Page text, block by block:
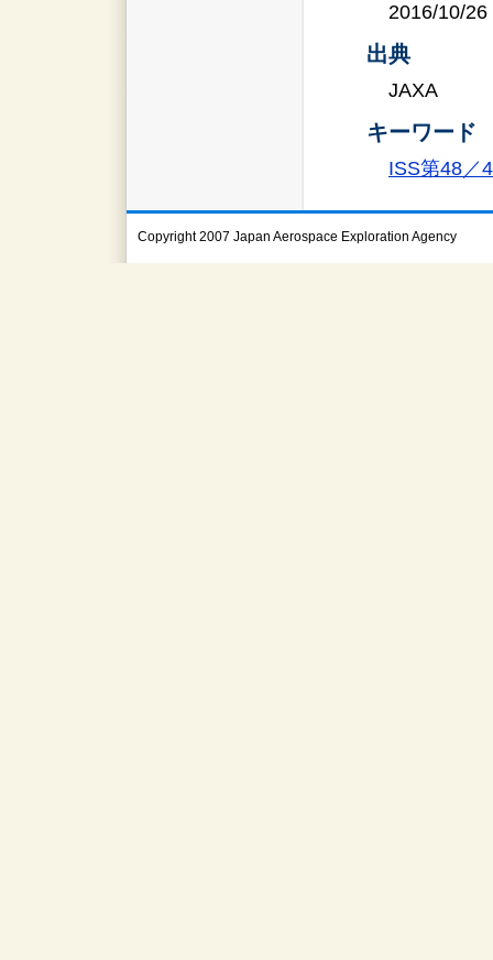
2016/10/26
出典
JAXA
キーワード
ISS第48／
Copyright 2007 Japan Aerospace Exploration Agency